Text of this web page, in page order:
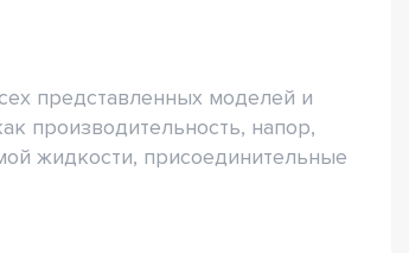
представленных моделей и
производительность, напор,
жидкости, присоединительные